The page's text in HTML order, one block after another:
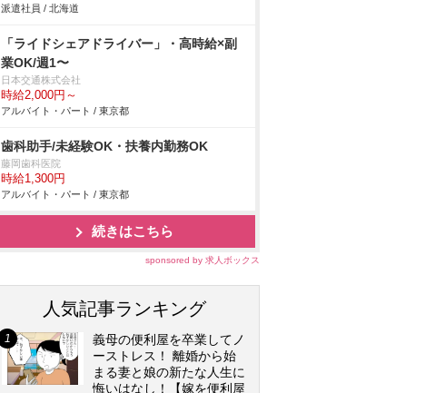
派遣社員 / 北海道
「ライドシェアドライバー」・高時給×副
業OK/週1〜
日本交通株式会社
時給2,000円～
アルバイト・パート / 東京都
歯科助手/未経験OK・扶養内勤務OK
藤岡歯科医院
時給1,300円
アルバイト・パート / 東京都
続きはこちら
sponsored by 求人ボックス
人気記事ランキング
義母の便利屋を卒業してノ
ーストレス！ 離婚から始
まる妻と娘の新たな人生に
悔いはなし！【嫁を便利屋